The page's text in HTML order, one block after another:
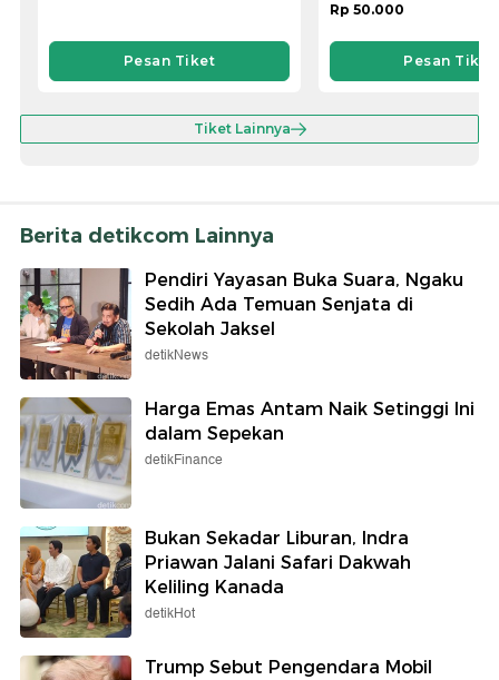
Pesan Tiket
Rp 50.000
Pesan Tiket
Tiket Lainnya
Berita detikcom Lainnya
Pendiri Yayasan Buka Suara, Ngaku
Sedih Ada Temuan Senjata di
Sekolah Jaksel
detikNews
Harga Emas Antam Naik Setinggi Ini
dalam Sepekan
detikFinance
Bukan Sekadar Liburan, Indra
Priawan Jalani Safari Dakwah
Keliling Kanada
detikHot
Trump Sebut Pengendara Mobil